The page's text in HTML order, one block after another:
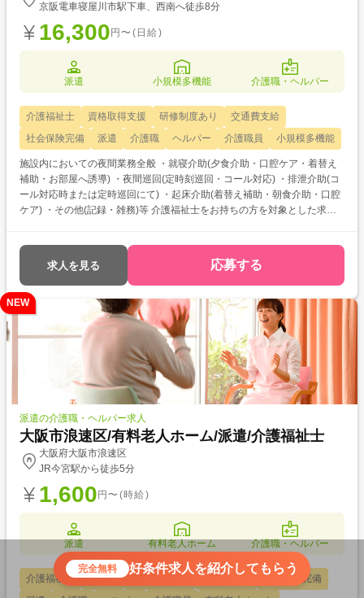
京阪電車寝屋川市駅下車、西南へ徒歩8分
16,300 円〜(日給)
派遣 小規模多機能 介護職・ヘルパー
介護福祉士 資格取得支援 研修制度あり
交通費支給
社会保険完備
派遣 介護職 ヘルパー 介護職員 小規模多機能
施設内においての夜間業務全般 ・就寝介助(夕食介助・口腔ケア・着替え
補助・お部屋へ誘導) ・夜間巡回(定時刻巡回・コール対応) ・排泄介助(コ
ール対応時または定時巡回にて) ・起床介助(着替え補助・朝食介助・口腔
ケア) ・その他(記録・雑務)等 介護福祉士をお持ちの方を対象とした求人
アップ (幅広20代～60代活躍中の職場でコミュニケーション力を磨きた
求人を見る 応募する
NEW
派遣の介護職・ヘルパー求人
大阪市浪速区/有料老人ホーム/派遣/介護福祉士
大阪府大阪市浪速区
JR今宮駅から徒歩5分
1,600 円〜(時給)
派遣 有料老人ホーム 介護職・ヘルパー
介護福祉士 駅チカ 資格取得支援 交通費支給
社会保険完備
完全無料 好条件求人を紹介してもらう